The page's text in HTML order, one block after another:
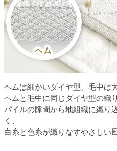
ヘムは細かいダイヤ型、毛中は
ヘムと毛中に同じダイヤ型の織
パイルの隙間から地組織に織り
く、
白糸と色糸が織りなすやさしい